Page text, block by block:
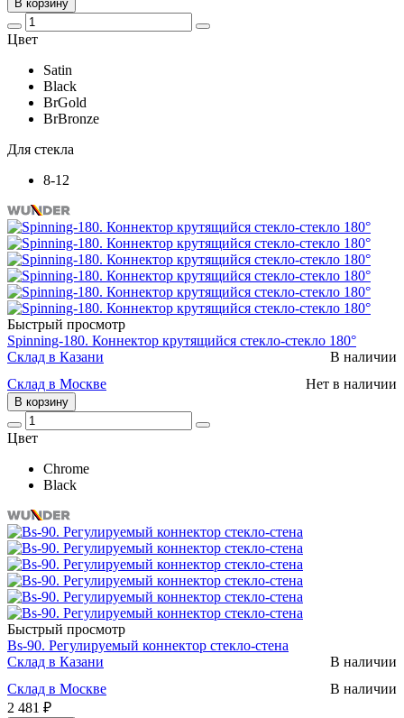
В корзину
Цвет
Satin
Black
BrGold
BrBronze
Для стекла
8-12
Быстрый просмотр
Spinning-180. Коннектор крутящийся стекло-стекло 180°
Склад в Казани
В наличии
Склад в Москве
Нет в наличии
В корзину
Цвет
Chrome
Black
Быстрый просмотр
Bs-90. Регулируемый коннектор стекло-стена
Склад в Казани
В наличии
Склад в Москве
В наличии
2 481 ₽